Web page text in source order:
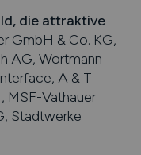
, die attraktive
GmbH & Co. KG,
AG, Wortmann
A & T
MSF-Vathauer
Stadtwerke